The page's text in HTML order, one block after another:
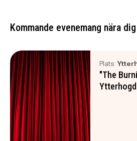
Kommande evenemang nära dig
Plats:
"The